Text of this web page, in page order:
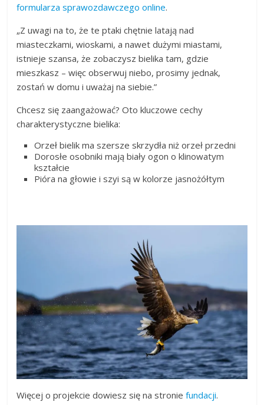
formularza sprawozdawczego online.
„Z uwagi na to, że te ptaki chętnie latają nad
miasteczkami, wioskami, a nawet dużymi miastami,
istnieje szansa, że zobaczysz bielika tam, gdzie
mieszkasz – więc obserwuj niebo, prosimy jednak,
zostań w domu i uważaj na siebie.”
Chcesz się zaangażować? Oto kluczowe cechy
charakterystyczne bielika:
Orzeł bielik ma szersze skrzydła niż orzeł przedni
Dorosłe osobniki mają biały ogon o klinowatym
kształcie
Pióra na głowie i szyi są w kolorze jasnożółtym
Więcej o projekcie dowiesz się na stroniefundacji.